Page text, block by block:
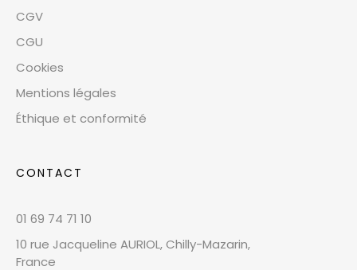
CGV
CGU
Cookies
Mentions légales
Éthique et conformité
CONTACT
01 69 74 71 10
10 rue Jacqueline AURIOL, Chilly-Mazarin,
France